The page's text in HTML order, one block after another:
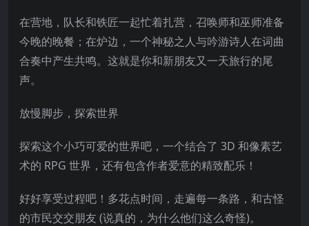
在营地，队长和铁匠一起忙着扎营，召唤师和巫师准备
今晚的晚餐；在炉边，一个神秘之人与吟游诗人在词曲
合奏中产生共鸣。这就是你和新朋友又一天旅行的尾
声。
放慢脚步，探索世界
探索这个小巧可爱的世界吧，一个结合了 3D 和像素艺
术的 RPG 世界，还有包含作者爱意的精致配乐！
好好享受过程吧！多花点时间，走遍每一条路，和古怪
的市民交交朋友 (说真的，为什么他们这么奇怪)。